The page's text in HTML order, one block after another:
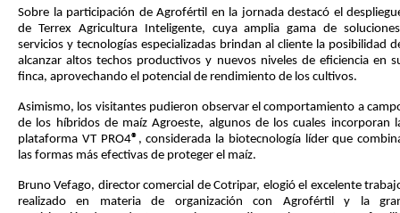
Sobre la participación de Agrofértil en la jornada destacó el
de Terrex Agricultura Inteligente, cuya amplia gama de
servicios y tecnologías especializadas brindan al cliente la posibilidad
alcanzar altos techos productivos y nuevos niveles de eficiencia en
finca, aprovechando el potencial de rendimiento de los cultivos.
Asimismo, los visitantes pudieron observar el comportamiento a
de los híbridos de maíz Agroeste, algunos de los cuales incorporan
plataforma VT PRO4® , considerada la biotecnología líder que
las formas más efectivas de proteger el maíz.
Bruno Vefago, director comercial de Cotripar, elogió el excelente
realizado en materia de organización con Agrofértil y la